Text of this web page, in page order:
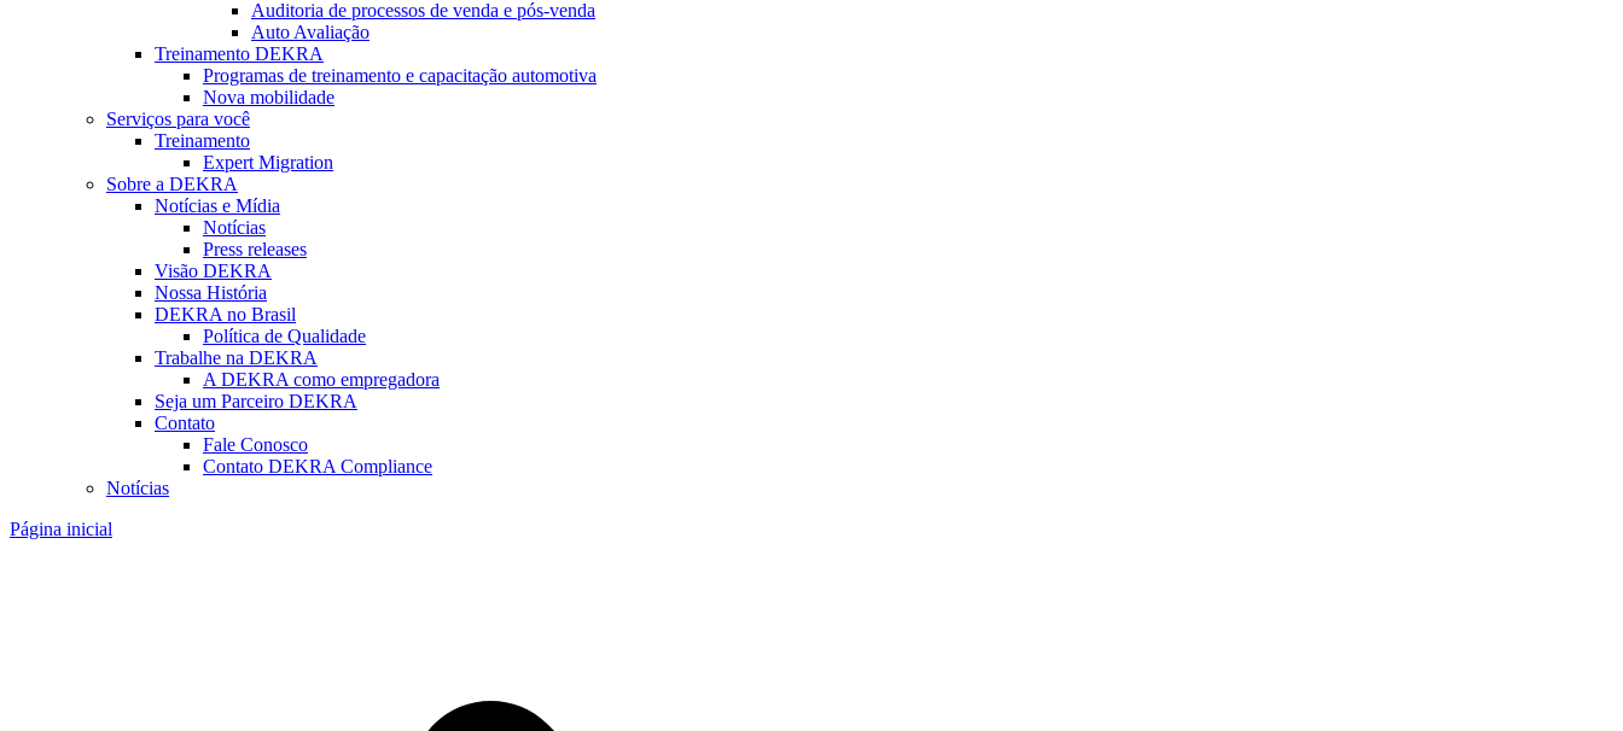
Auditoria de processos de venda e pós-venda
Auto Avaliação
Treinamento DEKRA
Programas de treinamento e capacitação automotiva
Nova mobilidade
Serviços para você
Treinamento
Expert Migration
Sobre a DEKRA
Notícias e Mídia
Notícias
Press releases
Visão DEKRA
Nossa História
DEKRA no Brasil
Política de Qualidade
Trabalhe na DEKRA
A DEKRA como empregadora
Seja um Parceiro DEKRA
Contato
Fale Conosco
Contato DEKRA Compliance
Notícias
Página inicial